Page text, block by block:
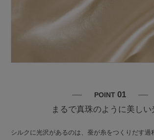
POINT 01
まるで真珠のように美しい
シルクに光沢があるのは、蚕が糸をつくりだす過